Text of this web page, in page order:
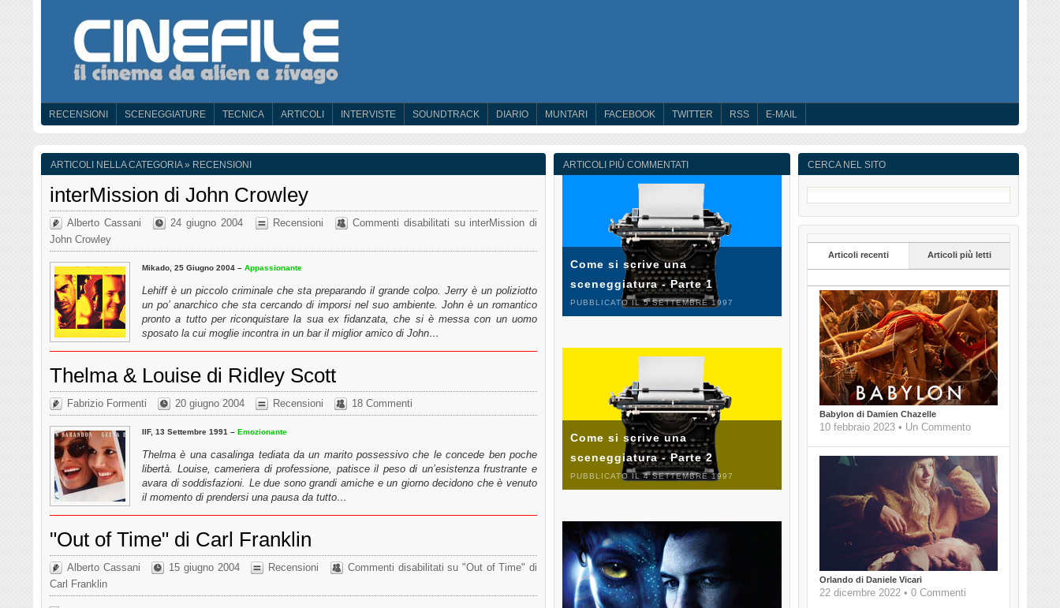
RECENSIONI SCENEGGIATURE TECNICA ARTICOLI INTERVISTE SOUNDTRACK DIARIO MUNTARI FACEBOOK TWITTER RSS E-MAIL
ARTICOLI NELLA CATEGORIA » RECENSIONI
interMission di John Crowley
Alberto Cassani 24 giugno 2004 Recensioni Commenti disabilitati su interMission di
John Crowley
Mikado, 25 Giugno 2004 – Appassionante
Lehiff è un piccolo criminale che sta preparando il grande colpo. Jerry è un poliziotto
un po’ anarchico che sta cercando di imporsi nel suo ambiente. John è un romantico
pronto a tutto per riconquistare la sua ex fidanzata, che si è messa con un uomo
sposato la cui moglie incontra in un bar il miglior amico di John…
Thelma & Louise di Ridley Scott
Fabrizio Formenti 20 giugno 2004 Recensioni 18 Commenti
IIF, 13 Settembre 1991 – Emozionante
Thelma è una casalinga tediata da un marito possessivo che le concede ben poche
libertà. Louise, cameriera di professione, patisce il peso di un’esistenza frustrante e
avara di soddisfazioni. Le due sono grandi amiche e un giorno decidono che è venuto
il momento di prendersi una pausa da tutto…
"Out of Time" di Carl Franklin
Alberto Cassani 15 giugno 2004 Recensioni Commenti disabilitati su "Out of Time" di
Carl Franklin
CERCA NEL SITO
Articoli recenti Articoli più letti
Babylon di Damien Chazelle
10 febbraio 2023 • Un Commento
Orlando di Daniele Vicari
22 dicembre 2022 • 0 Commenti
ARTICOLI PIÙ COMMENTATI
Come si scrive una
sceneggiatura - Parte 1
PUBBLICATO IL 5 SETTEMBRE 1997
Come si scrive una
sceneggiatura - Parte 2
PUBBLICATO IL 4 SETTEMBRE 1997